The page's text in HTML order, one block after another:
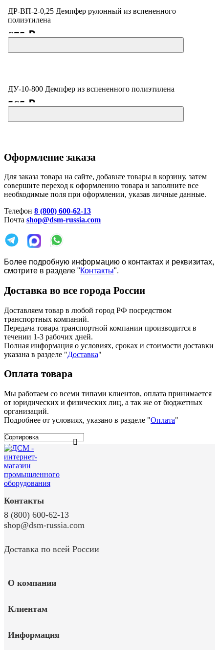
ДР-ВП-2-0,25 Демпфер рулонный из вспененного
полиэтилена
675 ₽
ДУ-10-800 Демпфер из вспененного полиэтилена
565 ₽
Оформление заказа
Для заказа товара на сайте, добавьте товары в корзину, затем
совершите переход к оформлению товара и заполните все
необходимые поля при оформлении, указав личные данные.
Телефон 8 (800) 600-62-13
Почта shop@dsm-russia.com
Более подробную информацию о контактах и реквизитах,
смотрите в разделе "Контакты".
Доставка во все города России
Доставляем товар в любой город РФ посредством
транспортных компаний.
Передача товара транспортной компании производится в
течении 1-3 рабочих дней.
Полная информация о условиях, сроках и стоимости доставки
указана в разделе "Доставка"
Оплата товара
Мы работаем со всеми типами клиентов, оплата принимается
от юридических и физических лиц, а так же от бюджетных
организаций.
Подробнее от условиях, указано в разделе "Оплата"
О компании
Клиентам
Информация
Контакты
8 (800) 600-62-13
shop@dsm-russia.com
Доставка по всей России